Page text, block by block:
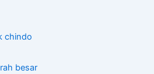
chindo
besar